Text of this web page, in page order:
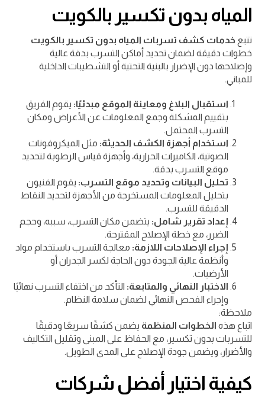
المياه بدون تكسير بالكويت
تتبع خدمات كشف تسربات المياه بدون تكسير بالكويت
خطوات دقيقة لضمان تحديد أماكن التسرب بدقة عالية
وإصلاحها دون الإضرار بالبنية التحتية أو التشطيبات الداخلية
للمباني.
استقبال البلاغ ومعاينة الموقع مبدئيًا: يقوم الفريق
بتقييم المشكلة وجمع المعلومات عن الأعراض ومكان
التسرب المحتمل.
استخدام أجهزة الكشف الحديثة: مثل الميكروفونات
الصوتية، الكاميرات الحرارية، وأجهزة قياس الرطوبة لتحديد
موقع التسرب بدقة.
تحليل البيانات وتحديد موقع التسرب: يقوم الفنيون
بتحليل المعلومات المستخرجة من الأجهزة لتحديد النقاط
الدقيقة للتسرب.
إعداد تقرير شامل: يتضمن مكان التسرب، سببه، وحجم
الضرر، مع خطة الإصلاح المقترحة.
إجراء الإصلاحات اللازمة: معالجة التسرب باستخدام مواد
وأنظمة عالية الجودة دون الحاجة لكسر الجدران أو
الأرضيات.
الاختبار النهائي والمتابعة: التأكد من اختفاء التسرب نهائيًا
وإجراء الفحص النهائي لضمان سلامة النظام.
ملاحظة:
اتباع هذه الخطوات المنظمة يضمن كشفًا سريعًا ودقيقًا
للتسربات بدون تكسير، مع الحفاظ على المبنى وتقليل التكاليف
والأضرار، ويضمن جودة الإصلاح على المدى الطويل.
كيفية اختيار أفضل شركات